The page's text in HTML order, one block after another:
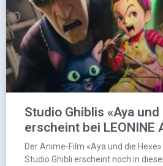
Studio Ghiblis «Aya
erscheint bei LEONINE
Der Anime-Film «Aya und die
Studio Ghibli erscheint noch in